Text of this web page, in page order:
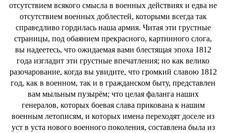
отсутствием всякого смысла в военных действиях и едва не
отсутствием военных доблестей, которыми всегда так
справедливо гордилась наша армия. Читая эти грустные
страницы, под обаянием прекрасного, картинного слога,
вы надеетесь, что ожидаемая вами блестящая эпоха 1812
года изгладит эти грустные впечатления; но как велико
разочарование, когда вы увидите, что громкий славою 1812
год, как в военном, так и в гражданском быту, представлен
вам мыльным пузырём; что целая фаланга наших
генералов, которых боевая слава прикована к нашим
военным летописям, и которых имена переходят доселе из
уст в уста нового военного поколения, составлена была из